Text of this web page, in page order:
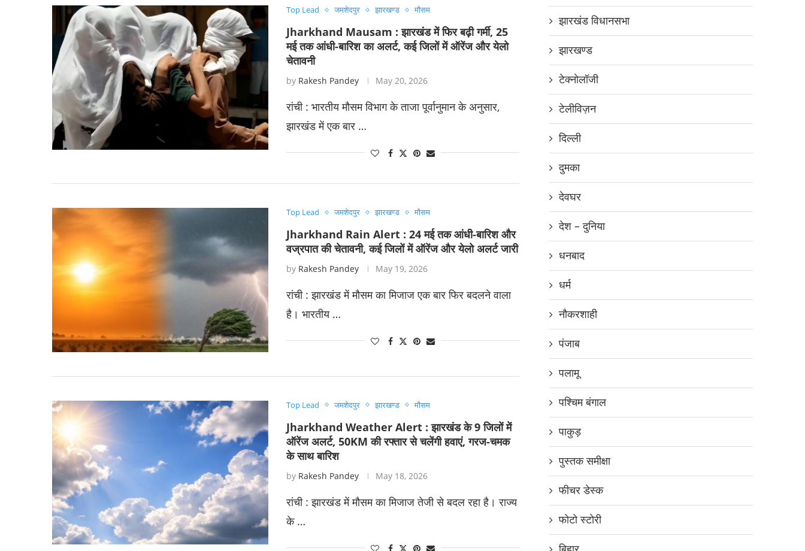
Top Lead जमशेदपुर झारखण्ड मौसम
Jharkhand Mausam : झारखंड में फिर बढ़ी गर्मी, 25
मई तक आंधी-बारिश का अलर्ट, कई जिलों में ऑरेंज और येलो
चेतावनी
by Rakesh Pandey May 20, 2026
रांची : भारतीय मौसम विभाग के ताजा पूर्वानुमान के अनुसार,
झारखंड में एक बार …
Top Lead जमशेदपुर झारखण्ड मौसम
Jharkhand Rain Alert : 24 मई तक आंधी-बारिश और
वज्रपात की चेतावनी, कई जिलों में ऑरेंज और येलो अलर्ट जारी
by Rakesh Pandey May 19, 2026
रांची : झारखंड में मौसम का मिजाज एक बार फिर बदलने वाला
है। भारतीय …
Top Lead जमशेदपुर झारखण्ड मौसम
Jharkhand Weather Alert : झारखंड के 9 जिलों में
ऑरेंज अलर्ट, 50KM की रफ्तार से चलेंगी हवाएं, गरज-चमक
के साथ बारिश
by Rakesh Pandey May 18, 2026
रांची : झारखंड में मौसम का मिजाज तेजी से बदल रहा है। राज्य
के …
झारखंड विधानसभा
झारखण्ड
टेक्नोलॉजी
टेलीविज़न
दिल्ली
दुमका
देवघर
देश – दुनिया
धनबाद
धर्म
नौकरशाही
पंजाब
पलामू
पश्चिम बंगाल
पाकुड़
पुस्तक समीक्षा
फीचर डेस्क
फोटो स्टोरी